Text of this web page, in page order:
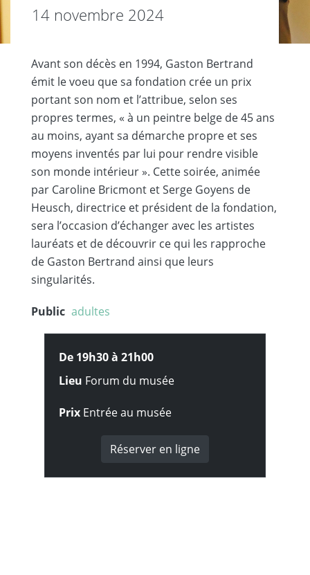
14 novembre 2024
Avant son décès en 1994, Gaston Bertrand
émit le voeu que sa fondation crée un prix
portant son nom et lʼattribue, selon ses
propres termes, « à un peintre belge de 45 ans
au moins, ayant sa démarche propre et ses
moyens inventés par lui pour rendre visible
son monde intérieur ». Cette soirée, animée
par Caroline Bricmont et Serge Goyens de
Heusch, directrice et président de la fondation,
sera lʼoccasion dʼéchanger avec les artistes
lauréats et de découvrir ce qui les rapproche
de Gaston Bertrand ainsi que leurs
singularités.
Public adultes
De 19h30 à 21h00
Lieu Forum du musée
Prix Entrée au musée
Réserver en ligne